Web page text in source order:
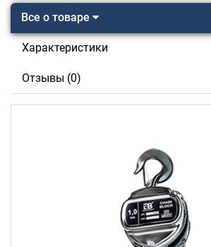
Все о товаре
Характеристики
Отзывы (0)